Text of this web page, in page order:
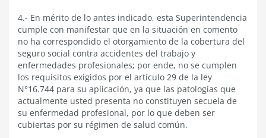
4.- En mérito de lo antes indicado, esta Superintendencia
cumple con manifestar que en la situación en comento
no ha correspondido el otorgamiento de la cobertura del
seguro social contra accidentes del trabajo y
enfermedades profesionales; por ende, no se cumplen
los requisitos exigidos por el artículo 29 de la ley
N°16.744 para su aplicación, ya que las patologías que
actualmente usted presenta no constituyen secuela de
su enfermedad profesional, por lo que deben ser
cubiertas por su régimen de salud común.